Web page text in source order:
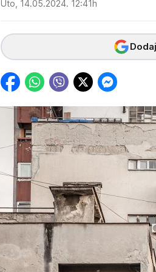
Uto, 14.05.2024. 12:41h